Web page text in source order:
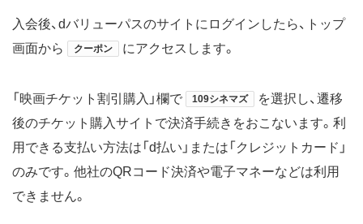
入会後、dバリューパスのサイトにログインしたら、トップ
画面から
クーポン にアクセスします。
「映画チケット割引購入」欄で 109シネマズ
を選択し、遷移
後のチケット購入サイトで決済手続きをおこないます。利
用できる支払い方法は「d払い」または「クレジットカード」
のみです。他社のQRコード決済や電子マネーなどは利用
できません。